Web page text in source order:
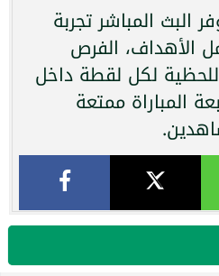
البث المباشر تجربة
الأهداف، الفرص
لكل لقطة داخل
المباراة ممتعة